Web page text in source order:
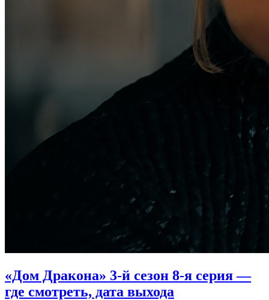
«Дом Дракона» 3-й сезон 8-я серия —
где смотреть, дата выхода